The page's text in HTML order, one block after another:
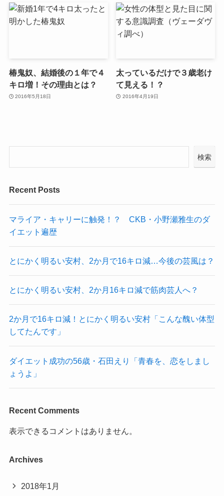
椿鬼奴、結婚後の１年で４
キロ増！その理由とは？
2016年5月18日
太っているだけで３歳老け
て見える！？
2016年4月19日
検索
Recent Posts
マライア・キャリーに触発！？ CKB・小野瀬雅生のダ
イエット遍歴
とにかく明るい安村、2か月で16キロ減…今後の芸風は？
とにかく明るい安村、2か月16キロ減で筋肉芸人へ？
2か月で16キロ減！とにかく明るい安村「こんな醜い体型
してたんです」
ダイエット成功の56歳・石田えり「青春を、恋をしまし
ょうよ」
Recent Comments
表示できるコメントはありません。
Archives
2018年1月